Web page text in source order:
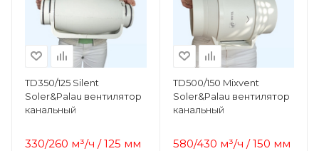
TD350/125 Silent
Soler&Palau вентилятор
канальный
330/260 м³/ч / 125 мм
TD500/150 Mixvent
Soler&Palau вентилятор
канальный
580/430 м³/ч /150 мм